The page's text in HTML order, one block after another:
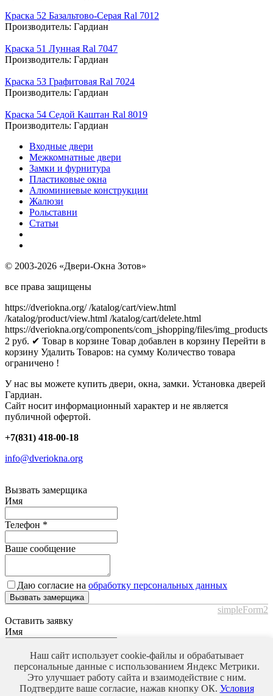
Краска 52 Базальтово-Серая Ral 7012
Производитель: Гардиан
Краска 51 Лунная Ral 7047
Производитель: Гардиан
Краска 53 Графитовая Ral 7024
Производитель: Гардиан
Краска 54 Седой Каштан Ral 8019
Производитель: Гардиан
Входные двери
Межкомнатные двери
Замки и фурнитура
Пластиковые окна
Алюминиевые конструкции
Жалюзи
Рольставни
Статьи
© 2003-2026 «Двери-Окна Зотов»
все права защищены
https://dveriokna.org/ /katalog/cart/view.html
/katalog/product/view.html /katalog/cart/delete.html
https://dveriokna.org/components/com_jshopping/files/img_products
2 руб. ✔ Товар в корзине Товар добавлен в корзину Перейти в
корзину Удалить Товаров: на сумму Количество товара
ограничено !
У нас вы можете купить двери, окна, замки. Установка дверей
Гардиан.
Сайт носит информационный характер и не является
публичной офертой.
+7(831) 418-00-18
info@dveriokna.org
Вызвать замерщика
Имя
Телефон *
Ваше сообщение
Даю согласие на обработку персональных данных
Вызвать замерщика
simpleForm2
Оставить заявку
Имя
Телефон*
Ваше сообщение
Наш сайт использует cookie-файлы и обрабатывает
персональные данные с использованием Яндекс Метрики.
Это улучшает работу сайта и взаимодействие с ним.
Подтвердите ваше согласие, нажав кнопку ОК. Условия